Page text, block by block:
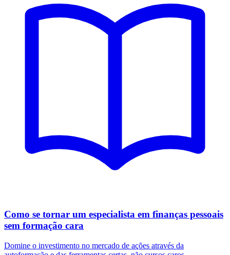
Como se tornar um especialista em finanças pessoais
sem formação cara
Domine o investimento no mercado de ações através da